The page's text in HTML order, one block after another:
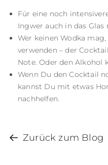
Für eine noch
Ingwer auch in das Glas
Wer keinen Wodka
verwenden – der
Note. Oder den Alkohol
Wenn Du den Cocktail
kannst Du mit etwas
nachhelfen.
Zurück zum Blog